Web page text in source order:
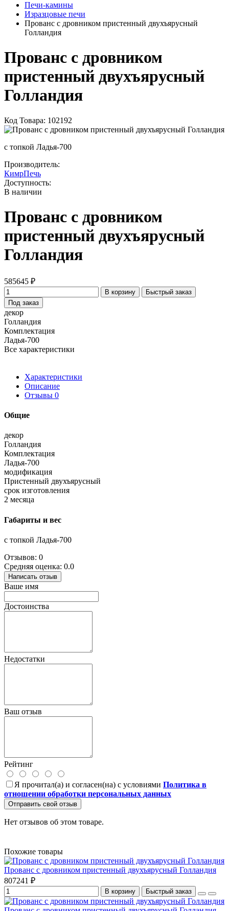
Печи-камины
Изразцовые печи
Прованс с дровником пристенный двухъярусный
Голландия
Прованс с дровником
пристенный двухъярусный
Голландия
Код Товара: 102192
с топкой Ладья-700
Производитель:
КимрПечь
Доступность:
В наличии
Прованс с дровником
пристенный двухъярусный
Голландия
585645 ₽
В корзину
Быстрый заказ
Под заказ
декор
Голландия
Комплектация
Ладья-700
Все характеристики
Характеристики
Описание
Отзывы 0
Общие
декор
Голландия
Комплектация
Ладья-700
модификация
Пристенный двухъярусный
срок изготовления
2 месяца
Габариты и вес
с топкой Ладья-700
Отзывов: 0
Средняя оценка: 0.0
Написать отзыв
Ваше имя
Достоинства
Недостатки
Ваш отзыв
Рейтинг
Я прочитал(а) и согласен(на) с условиями Политика в
отношении обработки персональных данных
Отправить свой отзыв
Нет отзывов об этом товаре.
Похожие товары
Прованс с дровником пристенный двухъярусный Голландия
807241 ₽
В корзину Быстрый заказ